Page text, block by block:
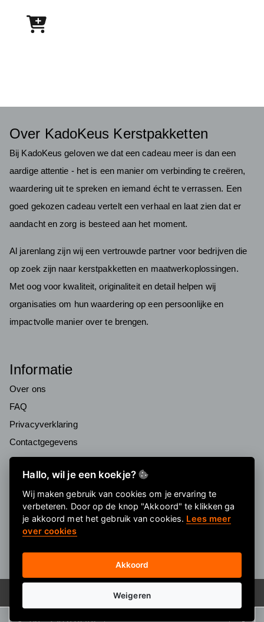
Over KadoKeus Kerstpakketten
Bij KadoKeus geloven we dat een cadeau meer is dan een
aardige attentie - het is een manier om verbinding te creëren,
waardering uit te spreken en iemand écht te verrassen. Een
goed gekozen cadeau vertelt een verhaal en laat zien dat er
aandacht en zorg is besteed aan het moment.
Al jarenlang zijn wij een vertrouwde partner voor bedrijven die
op zoek zijn naar kerstpakketten en maatwerkoplossingen.
Met oog voor kwaliteit, originaliteit en detail helpen wij
organisaties om hun waardering op een persoonlijke en
impactvolle manier over te brengen.
Informatie
Over ons
FAQ
Privacyverklaring
Contactgegevens
Nieuwsbrief
Meld je aan voor onze nieuwsbrief!
Aanmelden
Hallo, wil je een koekje?
Wij maken gebruik van cookies om je ervaring te
verbeteren. Door op de knop "Akkoord" te klikken ga
je akkoord met het gebruik van cookies. Lees meer
over cookies
Akkoord
Weigeren